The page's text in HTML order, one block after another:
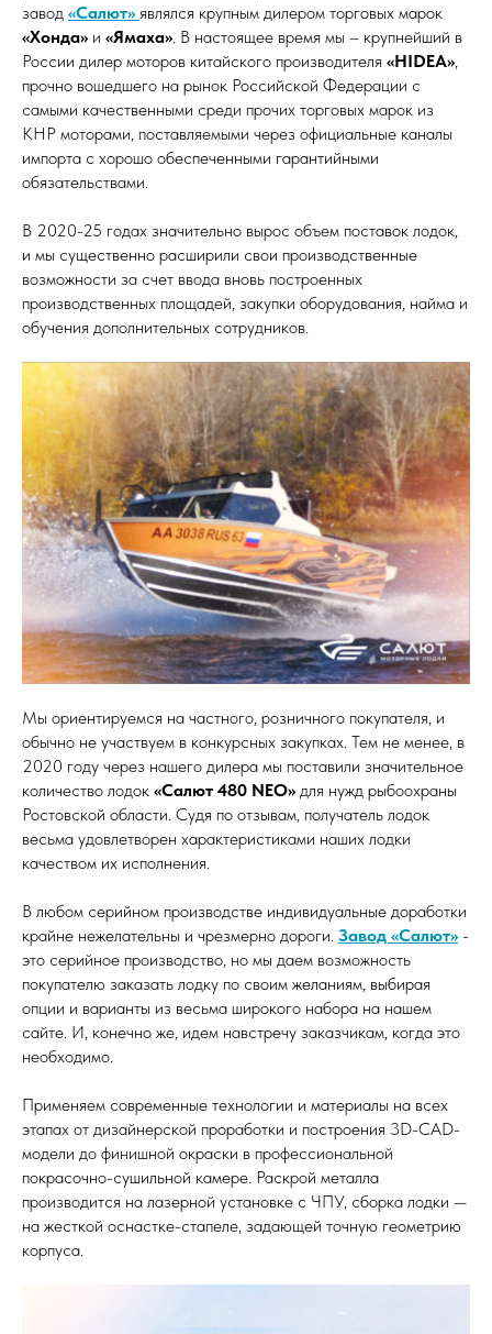
завод «Салют» являлся крупным дилером торговых марок
«Хонда» и «Ямаха». В настоящее время мы – крупнейший в
России дилер моторов китайского производителя «HIDEA»,
прочно вошедшего на рынок Российской Федерации с
самыми качественными среди прочих торговых марок из
КНР моторами, поставляемыми через официальные каналы
импорта с хорошо обеспеченными гарантийными
обязательствами.
В 2020-25 годах значительно вырос объем поставок лодок,
и мы существенно расширили свои производственные
возможности за счет ввода вновь построенных
производственных площадей, закупки оборудования, найма и
обучения дополнительных сотрудников.
Мы ориентируемся на частного, розничного покупателя, и
обычно не участвуем в конкурсных закупках. Тем не менее, в
2020 году через нашего дилера мы поставили значительное
количество лодок «Салют 480 NEO» для нужд рыбоохраны
Ростовской области. Судя по отзывам, получатель лодок
весьма удовлетворен характеристиками наших лодки
качеством их исполнения.
В любом серийном производстве индивидуальные доработки
крайне нежелательны и чрезмерно дороги. Завод «Салют» -
это серийное производство, но мы даем возможность
покупателю заказать лодку по своим желаниям, выбирая
опции и варианты из весьма широкого набора на нашем
сайте. И, конечно же, идем навстречу заказчикам, когда это
необходимо.
Применяем современные технологии и материалы на всех
этапах от дизайнерской проработки и построения 3D-CAD-
модели до финишной окраски в профессиональной
покрасочно-сушильной камере. Раскрой металла
производится на лазерной установке с ЧПУ, сборка лодки —
на жесткой оснастке-стапеле, задающей точную геометрию
корпуса.